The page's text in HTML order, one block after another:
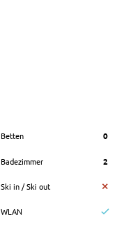
Betten 0
Badezimmer 2
Ski in / Ski out
WLAN